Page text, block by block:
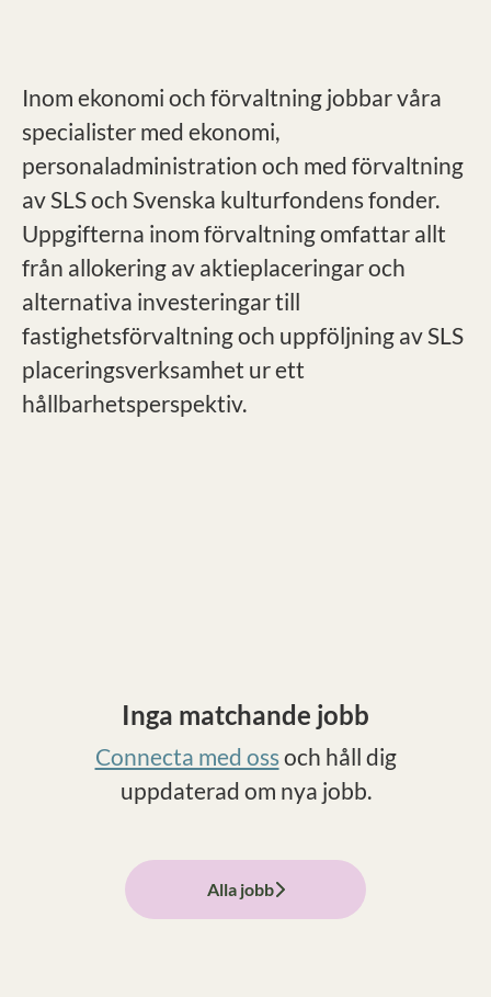
Inom ekonomi och förvaltning jobbar våra
specialister med ekonomi,
personaladministration och med förvaltning
av SLS och Svenska kulturfondens fonder.
Uppgifterna inom förvaltning omfattar allt
från allokering av aktieplaceringar och
alternativa investeringar till
fastighetsförvaltning och uppföljning av SLS
placeringsverksamhet ur ett
hållbarhetsperspektiv.
Inga matchande jobb
Connecta med ossoch håll dig
uppdaterad om nya jobb.
Alla jobb